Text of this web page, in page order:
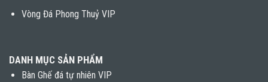
Vòng Đá Phong Thuỷ VIP
DANH MỤC SẢN PHẨM
Bàn Ghế đá tự nhiên VIP